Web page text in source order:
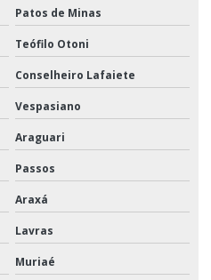
Patos de Minas
Teófilo Otoni
Conselheiro Lafaiete
Vespasiano
Araguari
Passos
Araxá
Lavras
Muriaé